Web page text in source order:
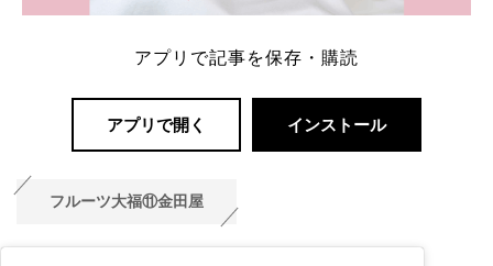
アプリで記事を保存・購読
アプリで開く インストール
フルーツ大福⑪金田屋